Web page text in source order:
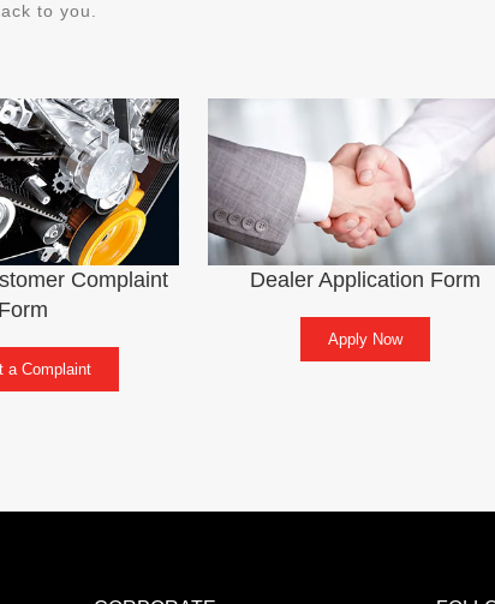
to you.
Complaint
Form
a Complaint
Dealer Application Form
Apply Now